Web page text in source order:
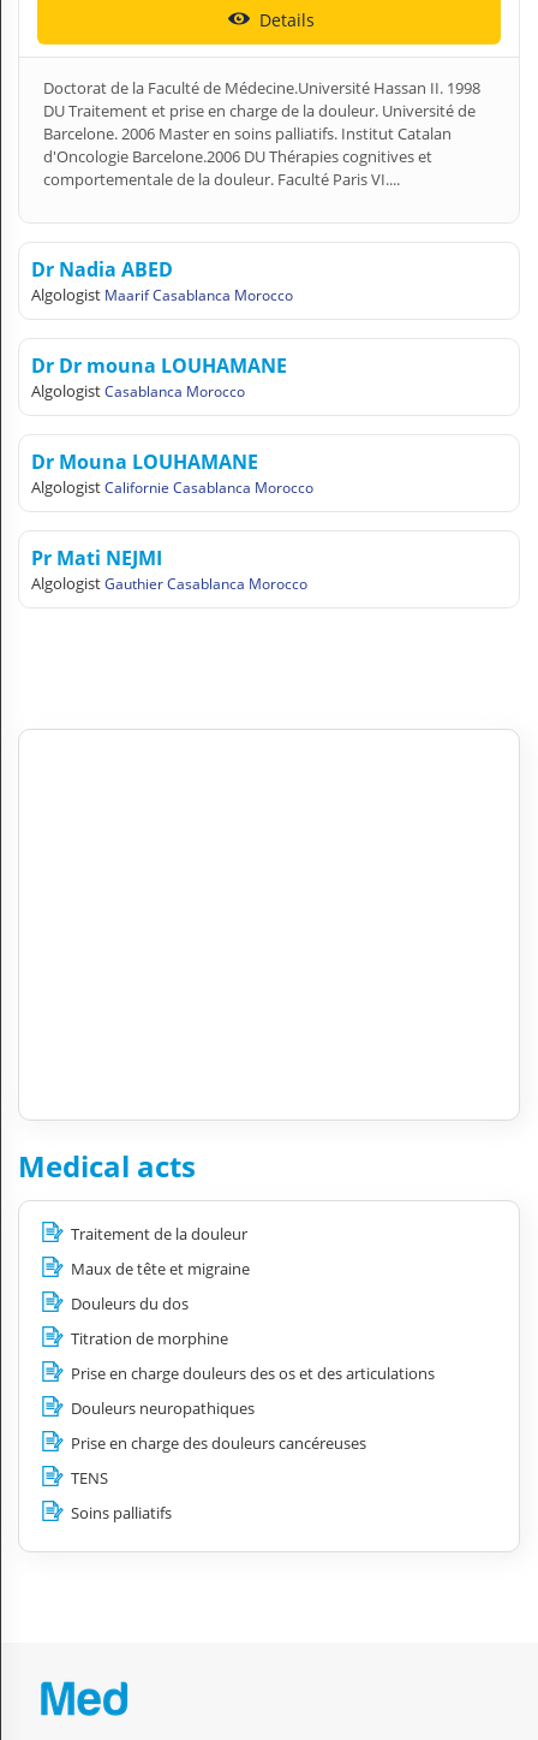
Details
Doctorat de la Faculté de Médecine.Université Hassan II. 1998
DU Traitement et prise en charge de la douleur. Université de
Barcelone. 2006 Master en soins palliatifs. Institut Catalan
d'Oncologie Barcelone.2006 DU Thérapies cognitives et
comportementale de la douleur. Faculté Paris VI....
Dr Nadia ABED
Algologist Maarif Casablanca Morocco
Dr Dr mouna LOUHAMANE
AlgologistCasablanca Morocco
Dr Mouna LOUHAMANE
AlgologistCalifornie Casablanca Morocco
Pr Mati NEJMI
AlgologistGauthier Casablanca Morocco
Medical acts
Traitement de la douleur
Maux de tête et migraine
Douleurs du dos
Titration de morphine
Prise en charge douleurs des os et des articulations
Douleurs neuropathiques
Prise en charge des douleurs cancéreuses
TENS
Soins palliatifs